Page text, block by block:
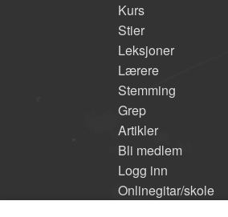
Kurs
Stier
Leksjoner
Lærere
Stemming
Grep
Artikler
Bli medlem
Logg inn
Onlinegitar/skole